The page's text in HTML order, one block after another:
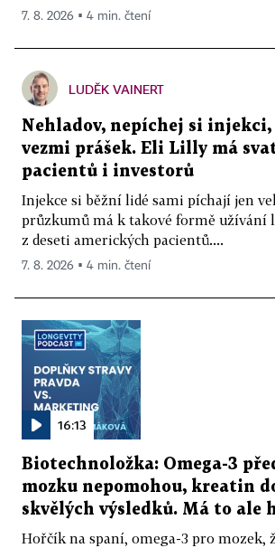
7. 8. 2026 ▪ 4 min. čtení
LUDĚK VAINERT
Nehladov, nepíchej si injekci,
vezmi prášek. Eli Lilly má
pacientů i investorů
Injekce si běžní lidé sami píchají jen
průzkumů má k takové formě užívání
z deseti amerických pacientů....
7. 8. 2026 ▪ 4 min. čtení
16:13
Biotechnoložka: Omega-3
mozku nepomohou, kreatin
skvělých výsledků. Má to ale
Hořčík na spaní, omega-3 pro mozek,